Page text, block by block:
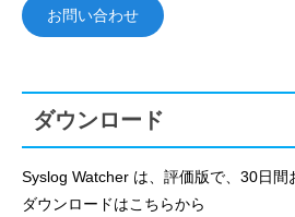
お問い合わせ
ダウンロード
Syslog Watcher は、評価版で、30日間
ダウンロードはこちらから